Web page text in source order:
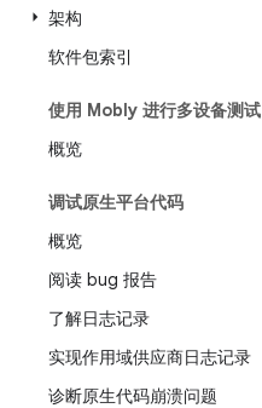
架构
软件包索引
使用 Mobly 进行多设备测试
概览
调试原生平台代码
概览
阅读 bug 报告
了解日志记录
实现作用域供应商日志记录
诊断原生代码崩溃问题